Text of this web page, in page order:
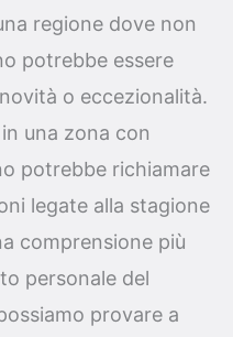
regione dove non
potrebbe essere
o eccezionalità.
una zona con
potrebbe richiamare
legate alla stagione
comprensione più
personale del
provare a